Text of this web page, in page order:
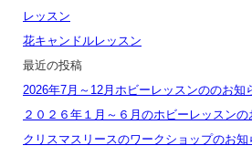
レッスン
花キャンドルレッスン
最近の投稿
2026年7月～12月ホビーレッスンののお知
２０２６年１月～６月のホビーレッスンの
クリスマスリースのワークショップのお知